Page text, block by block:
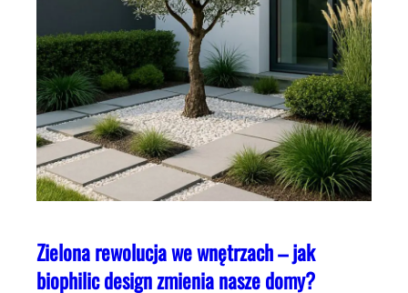
Zielona rewolucja we wnętrzach – jak
biophilic design zmienia nasze domy?